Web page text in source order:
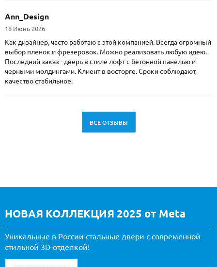
Ann_Design
18 Июнь 2026
Как дизайнер, часто работаю с этой компанией. Всегда огромный
выбор пленок и фрезеровок. Можно реализовать любую идею.
Последний заказ - дверь в стиле лофт с бетонной панелью и
черными молдингами. Клиент в восторге. Сроки соблюдают,
качество стабильное.
ВСЕ ОТЗЫВЫ
НОВАЯ КОЛЛЕКЦИЯ 2025 от Meta
Уникальные в России стальные двери с современной
стильной 3D-отделкой!